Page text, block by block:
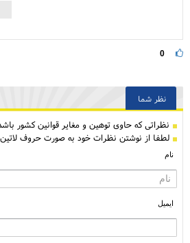
0
نظر شما
نظراتی كه حاوی توهین و مغایر قوانین کشور
لطفا از نوشتن نظرات خود به صورت حروف لاتین
نام
ایمیل